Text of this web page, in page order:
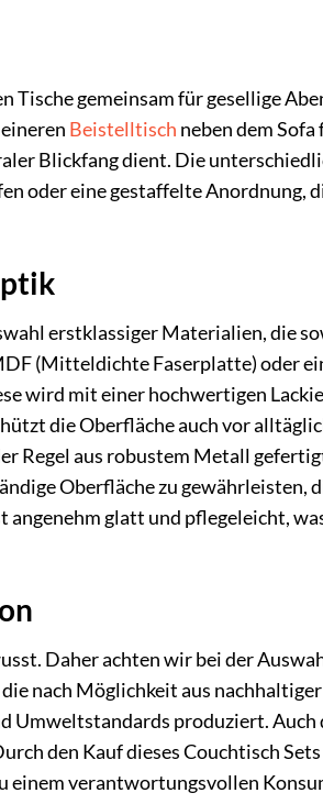
gemeinsam für gesellige
Beistelltisch neben dem
Blickfang dient. Die
oder eine gestaffelte Anordnung,
erstklassiger Materialien, die
(Mitteldichte Faserplatte) oder
wird mit einer hochwertigen
die Oberfläche auch vor
Regel aus robustem Metall
Oberfläche zu gewährleisten,
glatt und pflegeleicht,
Daher achten wir bei der
nach Möglichkeit aus
Umweltstandards produziert. Auch
den Kauf dieses Couchtisch
einem verantwortungsvollen